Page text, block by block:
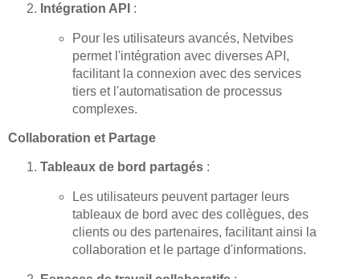
Intégration API :
Pour les utilisateurs avancés, Netvibes
permet l'intégration avec diverses API,
facilitant la connexion avec des services
tiers et l'automatisation de processus
complexes.
Collaboration et Partage
Tableaux de bord partagés :
Les utilisateurs peuvent partager leurs
tableaux de bord avec des collègues, des
clients ou des partenaires, facilitant ainsi la
collaboration et le partage d'informations.